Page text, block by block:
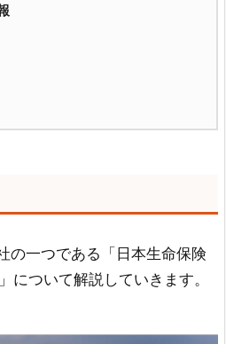
の一つである「日本生命保険
について解説していきます。